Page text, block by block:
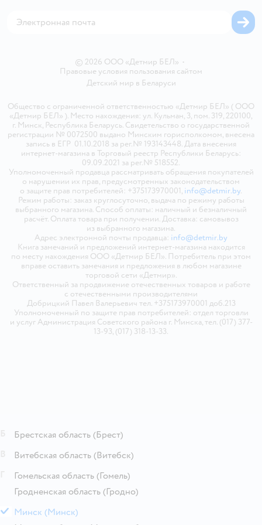
© 2026 ООО «Детмир БЕЛ» •
Правовые условия пользования сайтом
Детский мир в Беларуси
Общество с ограниченной ответственностью «Детмир БЕЛ» ( ООО
«Детмир БЕЛ» ). Место нахождения: ул. Кульман, 3, пом. 319, 220100,
г. Минск, Республика Беларусь. Свидетельство о государственной
регистрации № 0072500 выдано Минским горисполкомом, внесена
запись в ЕГР 01.10.2018 за рег.№ 193143448. Дата внесения
интернет-магазина в Торговый реестр Республики Беларусь:
09.09.2021 за рег.№ 518552.
Уполномоченный продавца рассматривать обращения покупателей
о нарушении их прав, предусмотренных законодательством
о защите прав потребителей: +375173970001, info@detmir.by.
Режим работы: заказ круглосуточно, выдача по режиму работы
выбранного магазина. Способ оплаты: наличный и безналичный
расчёт. Оплата товара при получении. Доставка: самовывоз
из выбранного магазина.
Адрес электронной почты продавца: info@detmir.by
Книга замечаний и предложений интернет-магазина находится
по месту нахождения ООО «Детмир БЕЛ». Потребитель при этом
вправе оставить замечания и предложения в любом магазине
торговой сети «Детмир».
Ответственный за продвижение отечественных товаров и работе
с отечественными производителями
Добрицкий Павел Валерьевич тел. +375173970001 доб.213
Уполномоченный по защите прав потребителей: отдел торговли
и услуг Администрация Советского района г. Минска, тел. (017) 377-
13-93, (017) 318-13-33.
Брестская область (Брест)
Витебская область (Витебск)
Гомельская область (Гомель)
Гродненская область (Гродно)
М Минск (Минск)